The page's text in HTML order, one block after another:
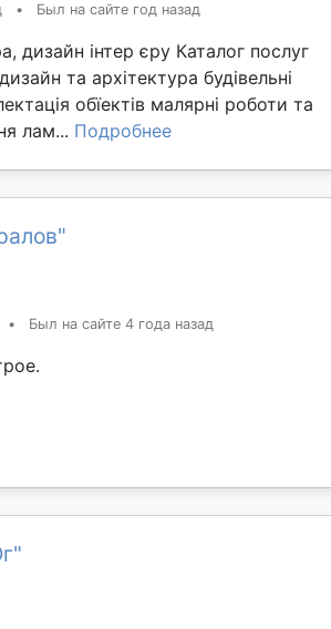
• Был на сайте год назад
дизайн інтер єру Каталог послуг
та архітектура будівельні
обїектів малярні роботи та
лам... Подробнее
• Был на сайте 4 года назад